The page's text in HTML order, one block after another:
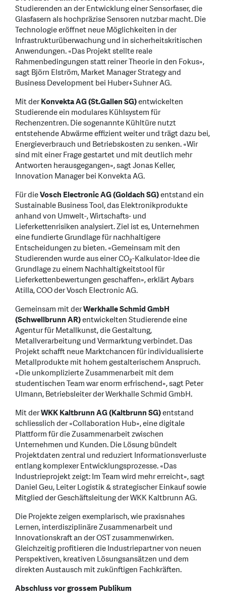
Studierenden an der Entwicklung einer Sensorfaser, die
Glasfasern als hochpräzise Sensoren nutzbar macht. Die
Technologie eröffnet neue Möglichkeiten in der
Infrastrukturüberwachung und in sicherheitskritischen
Anwendungen. «Das Projekt stellte reale
Rahmenbedingungen statt reiner Theorie in den Fokus»,
sagt Björn Elström, Market Manager Strategy and
Business Development bei Huber+Suhner AG.
Mit derKonvekta AG (St.Gallen SG)entwickelten
Studierende ein modulares Kühlsystem für
Rechenzentren. Die sogenannte Kühltüre nutzt
entstehende Abwärme effizient weiter und trägt dazu bei,
Energieverbrauch und Betriebskosten zu senken. «Wir
sind mit einer Frage gestartet und mit deutlich mehr
Antworten herausgegangen», sagt Jonas Keller,
Innovation Manager bei Konvekta AG.
Für dieVosch Electronic AG (Goldach SG)entstand ein
Sustainable Business Tool, das Elektronikprodukte
anhand von Umwelt-, Wirtschafts- und
Lieferkettenrisiken analysiert. Ziel ist es, Unternehmen
eine fundierte Grundlage für nachhaltigere
Entscheidungen zu bieten. «Gemeinsam mit den
Studierenden wurde aus einer CO₂-Kalkulator-Idee die
Grundlage zu einem Nachhaltigkeitstool für
Lieferkettenbewertungen geschaffen», erklärt Aybars
Atilla, COO der Vosch Electronic AG.
Gemeinsam mit derWerkhalle Schmid GmbH
(Schwellbrunn AR)entwickelten Studierende eine
Agentur für Metallkunst, die Gestaltung,
Metallverarbeitung und Vermarktung verbindet. Das
Projekt schafft neue Marktchancen für individualisierte
Metallprodukte mit hohem gestalterischem Anspruch.
«Die unkomplizierte Zusammenarbeit mit dem
studentischen Team war enorm erfrischend», sagt Peter
Ulmann, Betriebsleiter der Werkhalle Schmid GmbH.
Mit derWKK Kaltbrunn AG (Kaltbrunn SG)entstand
schliesslich der «Collaboration Hub», eine digitale
Plattform für die Zusammenarbeit zwischen
Unternehmen und Kunden. Die Lösung bündelt
Projektdaten zentral und reduziert Informationsverluste
entlang komplexer Entwicklungsprozesse. «Das
Industrieprojekt zeigt: Im Team wird mehr erreicht», sagt
Daniel Geu, Leiter Logistik & strategischer Einkauf sowie
Mitglied der Geschäftsleitung der WKK Kaltbrunn AG.
Die Projekte zeigen exemplarisch, wie praxisnahes
Lernen, interdisziplinäre Zusammenarbeit und
Innovationskraft an der OST zusammenwirken.
Gleichzeitig profitieren die Industriepartner von neuen
Perspektiven, kreativen Lösungsansätzen und dem
direkten Austausch mit zukünftigen Fachkräften.
Abschluss vor grossem Publikum